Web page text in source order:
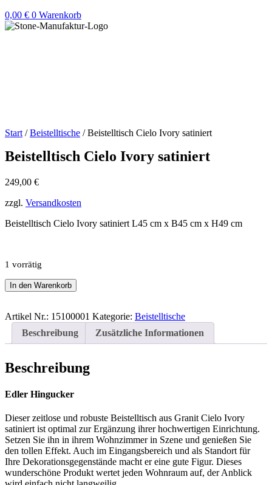
0,00 € 0 Warenkorb
Start /Beistelltische / Beistelltisch Cielo Ivory satiniert
Beistelltisch Cielo Ivory satiniert
249,00 €
zzgl. Versandkosten
Beistelltisch Cielo Ivory satiniert L45 cm x B45 cm x H49 cm
1 vorrätig
Beistelltisch
Cielo
satiniert
Menge
In den Warenkorb
Artikel Nr.: 15100001 Kategorie: Beistelltische
Beschreibung
Zusätzliche Informationen
Beschreibung
Edler Hingucker
Dieser zeitlose und robuste Beistelltisch aus Granit Cielo Ivory
satiniert ist optimal zur Ergänzung ihrer hochwertigen Einrichtung.
Setzen Sie ihn in ihrem Wohnzimmer in Szene und genießen Sie
den tollen Effekt. Auch im Eingangsbereich und als Standort für
Ihre Dekorationsgegenstände macht er eine gute Figur. Dieses
wunderschöne Produkt wertet jeden Wohnraum auf, der Anblick